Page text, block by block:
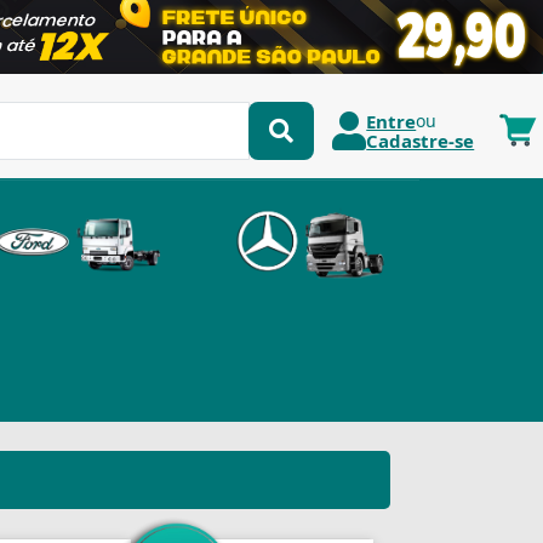
Entreou
Cadastre-se